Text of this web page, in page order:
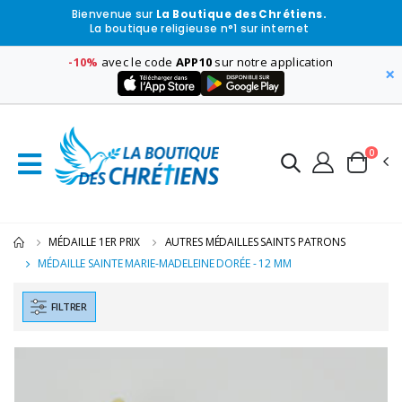
Bienvenue sur La Boutique des Chrétiens.
La boutique religieuse n°1 sur internet
-10% avec le code APP10 sur notre application
×
0
MÉDAILLE 1ER PRIX
AUTRES MÉDAILLES SAINTS PATRONS
MÉDAILLE SAINTE MARIE-MADELEINE DORÉE - 12 MM
FILTRER